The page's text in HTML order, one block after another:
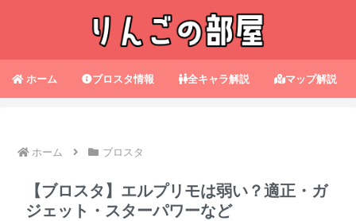
ホーム ブロスタ情報 全キャラ解説 マップ解説
ホーム ブロスタ
【ブロスタ】エルプリモは弱い？適正・ガ
ジェット・スターパワーなど